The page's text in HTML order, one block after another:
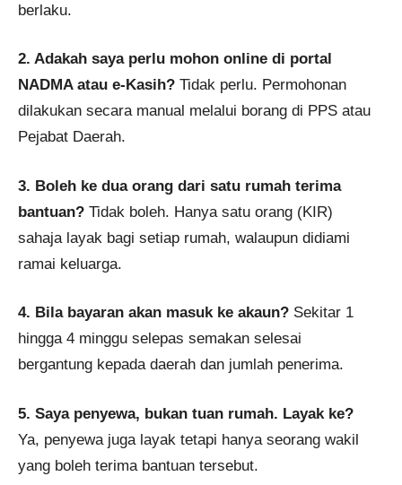
berlaku.
2. Adakah saya perlu mohon online di portal
NADMA atau e-Kasih? Tidak perlu. Permohonan
dilakukan secara manual melalui borang di PPS atau
Pejabat Daerah.
3. Boleh ke dua orang dari satu rumah terima
bantuan? Tidak boleh. Hanya satu orang (KIR)
sahaja layak bagi setiap rumah, walaupun didiami
ramai keluarga.
4. Bila bayaran akan masuk ke akaun? Sekitar 1
hingga 4 minggu selepas semakan selesai
bergantung kepada daerah dan jumlah penerima.
5. Saya penyewa, bukan tuan rumah. Layak ke?
Ya, penyewa juga layak tetapi hanya seorang wakil
yang boleh terima bantuan tersebut.